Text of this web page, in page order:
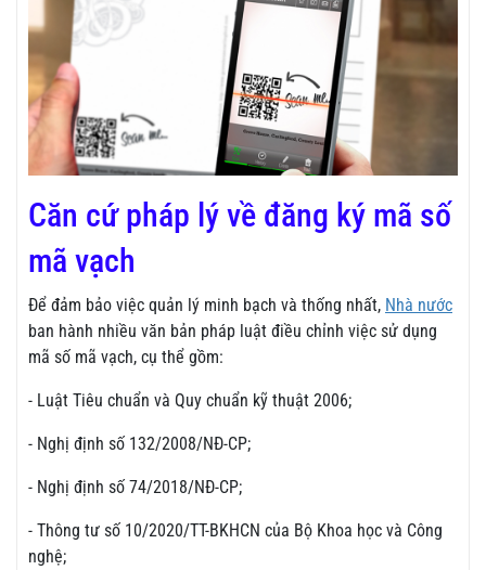
Căn cứ pháp lý về đăng ký mã số
mã vạch
Để đảm bảo việc quản lý minh bạch và thống nhất, Nhà nước
ban hành nhiều văn bản pháp luật điều chỉnh việc sử dụng
mã số mã vạch, cụ thể gồm:
- Luật Tiêu chuẩn và Quy chuẩn kỹ thuật 2006;
- Nghị định số 132/2008/NĐ-CP;
- Nghị định số 74/2018/NĐ-CP;
- Thông tư số 10/2020/TT-BKHCN của Bộ Khoa học và Công
nghệ;